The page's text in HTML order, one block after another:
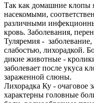
Так как домашние клопы
насекомыми,
различными
кровь. Заболевания,
Туляремия -
слабостью, лихорадкой.
дикие животные -
заболевает после укуса
зараженной слюны.
Лихорадка Ку - очаговое
характерны головные